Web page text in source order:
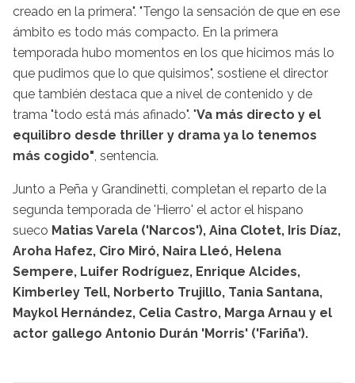
creado en la primera". "Tengo la sensación de que en ese
ámbito es todo más compacto. En la primera
temporada hubo momentos en los que hicimos más lo
que pudimos que lo que quisimos", sostiene el director
que también destaca que a nivel de contenido y de
trama "todo está más afinado". "Va más directo y el
equilibro desde thriller y drama ya lo tenemos
más cogido", sentencia.
Junto a Peña y Grandinetti, completan el reparto de la
segunda temporada de 'Hierro' el actor el hispano
sueco Matias Varela ('Narcos'), Aina Clotet, Iris Díaz,
Aroha Hafez, Ciro Miró, Naira Lleó, Helena
Sempere, Luifer Rodríguez, Enrique Alcides,
Kimberley Tell, Norberto Trujillo, Tania Santana,
Maykol Hernández, Celia Castro, Marga Arnau y el
actor gallego Antonio Durán 'Morris' ('Fariña').